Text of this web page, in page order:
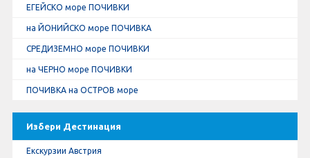
ЕГЕЙСКО море ПОЧИВКИ
на ЙОНИЙСКО море ПОЧИВКА
СРЕДИЗЕМНО море ПОЧИВКИ
на ЧЕРНО море ПОЧИВКИ
ПОЧИВКА на ОСТРОВ море
Избери Дестинация
Екскурзии Австрия